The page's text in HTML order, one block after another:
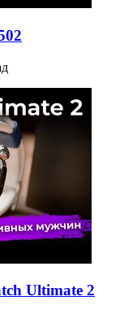
Ultimate 2